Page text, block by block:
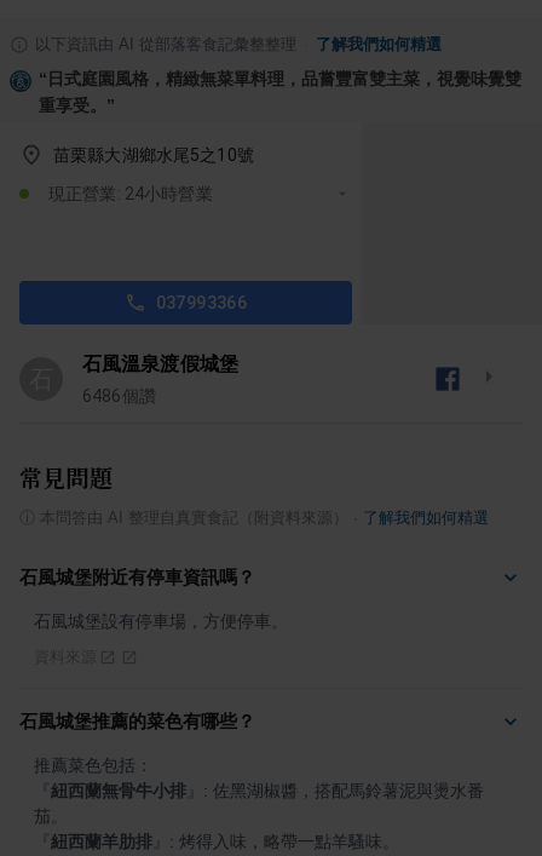
以下資訊由 AI 從部落客食記彙整整理 了解我們如何精選
“ 日式庭園風格，精緻無菜單料理，品嘗豐富雙主菜，視覺味覺雙
重享受。 ”
苗栗縣大湖鄉水尾5之10號
現正營業: 24小時營業
037993366
石風溫泉渡假城堡
6486個讚
常見問題
本問答由 AI 整理自真實食記（附資料來源） 了解我們如何精選
石風城堡附近有停車資訊嗎？
石風城堡設有停車場，方便停車。
石風城堡推薦的菜色有哪些？
紐西蘭無骨牛小排
: 佐黑湖椒醬，搭配馬鈴薯泥與燙水番
紐西蘭羊肋排